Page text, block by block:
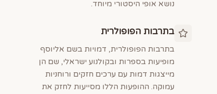
נושא אופי היסטורי מיוחד.
בתרבות הפופולרית
בתרבות הפופולרית, דמויות בשם אליוסף
מופיעות בספרות ובקולנוע ישראלי, שם הן
מייצגות דמות עם ערכים חזקים ורוחניות
עמוקה. ההופעות הללו מסייעות לחזק את